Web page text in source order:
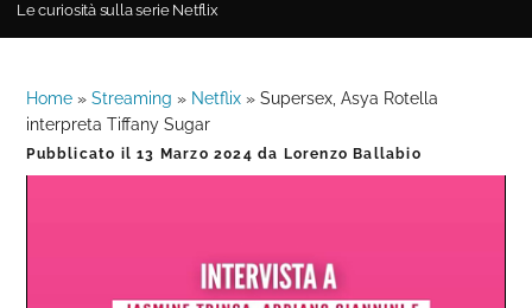
Le curiosità sulla serie Netflix
Home »Streaming » Netflix »Supersex, Asya Rotella
interpreta Tiffany Sugar
Pubblicato il13 Marzo 2024 da Lorenzo Ballabio